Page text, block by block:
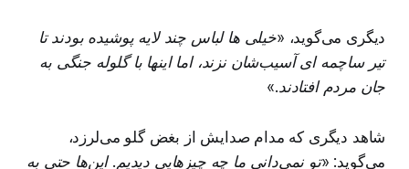
دیگری می‌گوید، «خیلی ها لباس چند لایه پوشیده بودند تا
تیر ساچمه ای آسیب‌شان نزند، اما اینها با گلوله جنگی به
جان مردم افتادند.»
شاهد دیگری که مدام صدایش از بغض گلو می‌لرزد،
می‌گوید: «تو نمی‌دانی ما چه چیزهایی دیدیم. این‌ها حتی به